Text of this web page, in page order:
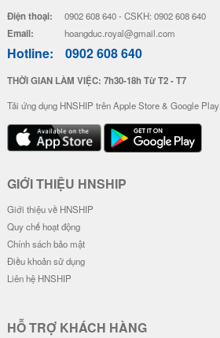
Điện thoại: 0902 608 640 - CSKH: 0902 608 640
Email: hoangduc.royal@gmail.com
Hotline: 0902 608 640
THỜI GIAN LÀM VIỆC: 7h30-18h Từ T2 - T7
Tải ứng dụng HNSHIP trên Apple Store & Google Play
GIỚI THIỆU HNSHIP
Giới thiệu về HNSHIP
Quy chế hoạt động
Chính sách bảo mật
Điều khoản sử dụng
Liên hệ HNSHIP
HỖ TRỢ KHÁCH HÀNG